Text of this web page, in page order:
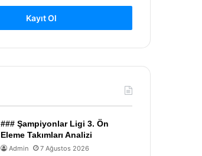
Kayıt Ol
### Şampiyonlar Ligi 3. Ön
Eleme Takımları Analizi
Admin 7 Ağustos 2026